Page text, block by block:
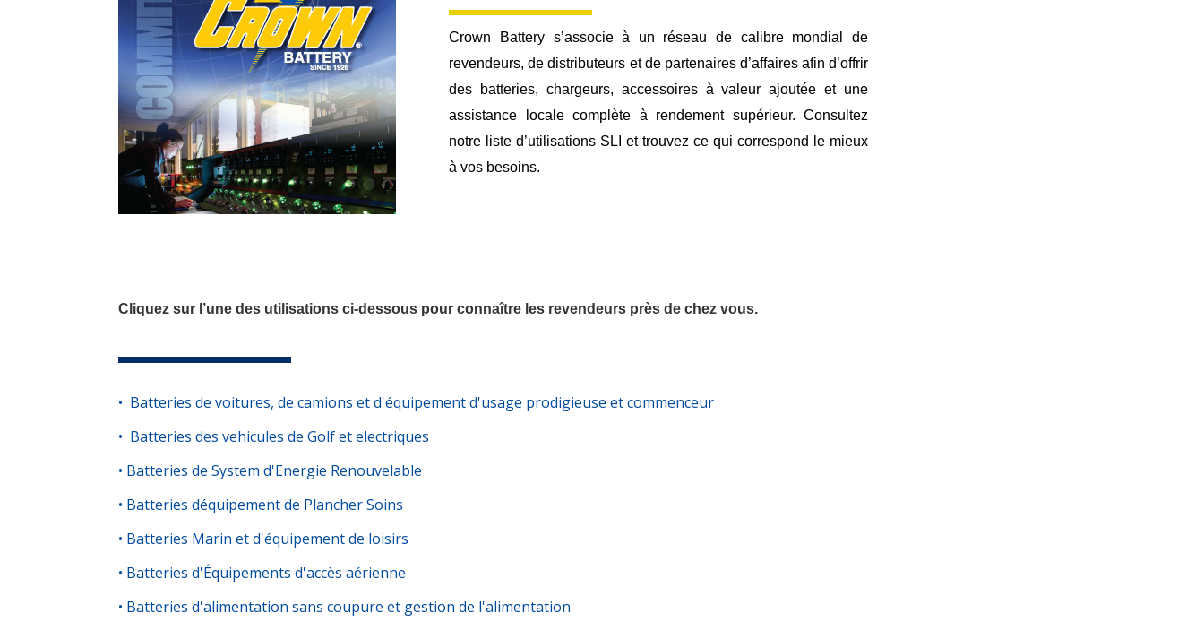
Crown Battery s’associe à un réseau de calibre mondial de
revendeurs, de distributeurs et de partenaires d’affaires afin d’offrir
des batteries, chargeurs, accessoires à valeur ajoutée et une
assistance locale complète à rendement supérieur. Consultez
notre liste d’utilisations SLI et trouvez ce qui correspond le mieux
à vos besoins.
Cliquez sur l’une des utilisations ci-dessous pour connaître les revendeurs près de chez vous.
• Batteries de voitures, de camions et d'équipement d'usage prodigieuse et commenceur
• Batteries des vehicules de Golf et electriques
• Batteries de System d'Energie Renouvelable
• Batteries déquipement de Plancher Soins
• Batteries Marin et d'équipement de loisirs
• Batteries d'Équipements d'accès aérienne
• Batteries d'alimentation sans coupure et gestion de l'alimentation